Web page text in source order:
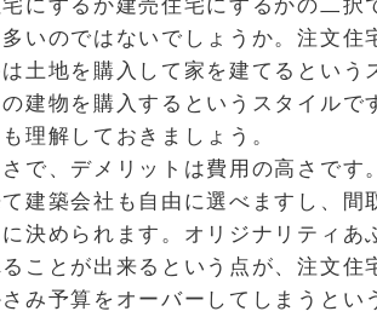
いのではないでしょうか。注文住
土地を購入して家を建てるという
建物を購入するというスタイルで
理解しておきましょう。
で、デメリットは費用の高さです
建築会社も自由に選べますし、間
決められます。オリジナリティあ
ことが出来るという点が、注文住
み予算をオーバーしてしまうとい